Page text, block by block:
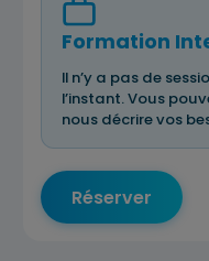
Formation
Il n’y a pas de
l’instant. Vous
nous décrire vos
Réserver